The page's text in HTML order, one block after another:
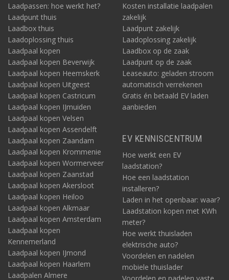
Laadpassen: hoe werkt het?
Laadpunt thuis
Laadbox thuis
Laadoplossing thuis
Laadpaal kopen
Laadpaal kopen Beverwijk
Laadpaal kopen Heemskerk
Laadpaal kopen Uitgeest
Laadpaal kopen Castricum
Laadpaal kopen IJmuiden
Laadpaal kopen Velsen
Laadpaal kopen Assendelft
Laadpaal kopen Zaandam
Laadpaal kopen Krommenie
Laadpaal kopen Wormerveer
Laadpaal kopen Zaanstad
Laadpaal kopen Akersloot
Laadpaal kopen Heiloo
Laadpaal kopen Alkmaar
Laadpaal kopen Amsterdam
Laadpaal kopen
Kennemerland
Laadpaal kopen IJmond
Laadpaal kopen Haarlem
Laadpalen Almere
Kosten installatie laadpalen
zakelijk
Laadpunt zakelijk
Laadoplossing zakelijk
Laadbox op de zaak
Laadpunt op de zaak
Leaseauto: geladen stroom
automatisch verrekenen
Gratis én betaald EV laden
aanbieden
EV KENNISCENTRUM
Hoe werkt een EV
laadstation?
Hoe een laadstation
installeren?
Laden in het openbaar: waar?
Laadstation kopen met KWh
meter?
Hoe werkt thuisladen
elektrische auto?
Voordelen en nadelen
mobiele thuislader